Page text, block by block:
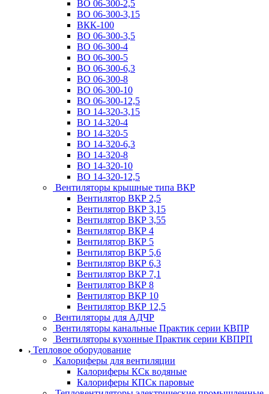
ВО 06-300-2,5
ВО 06-300-3,15
ВКК-100
ВО 06-300-3,5
ВО 06-300-4
ВО 06-300-5
ВО 06-300-6,3
ВО 06-300-8
ВО 06-300-10
ВО 06-300-12,5
ВО 14-320-3,15
ВО 14-320-4
ВО 14-320-5
ВО 14-320-6,3
ВО 14-320-8
ВО 14-320-10
ВО 14-320-12,5
Вентиляторы крышные типа ВКР
Вентилятор ВКР 2,5
Вентилятор ВКР 3,15
Вентилятор ВКР 3,55
Вентилятор ВКР 4
Вентилятор ВКР 5
Вентилятор ВКР 5,6
Вентилятор ВКР 6,3
Вентилятор ВКР 7,1
Вентилятор ВКР 8
Вентилятор ВКР 10
Вентилятор ВКР 12,5
Вентиляторы для АДЧР
Вентиляторы канальные Практик серии КВПР
Вентиляторы кухонные Практик серии КВПРП
Тепловое оборудование
Калориферы для вентиляции
Калориферы КСк водяные
Калориферы КПСк паровые